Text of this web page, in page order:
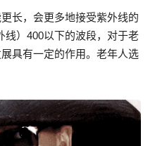
长，会更多地接受紫外线的
线）400以下的波段，对于老
具有一定的作用。老年人选